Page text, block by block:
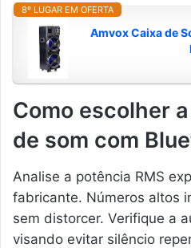
8º LUGAR EM OFERTA
Amvox Caixa de
Como escolher
de som com
Analise a potência RMS
fabricante. Números altos
sem distorcer. Verifique a
visando evitar silêncio